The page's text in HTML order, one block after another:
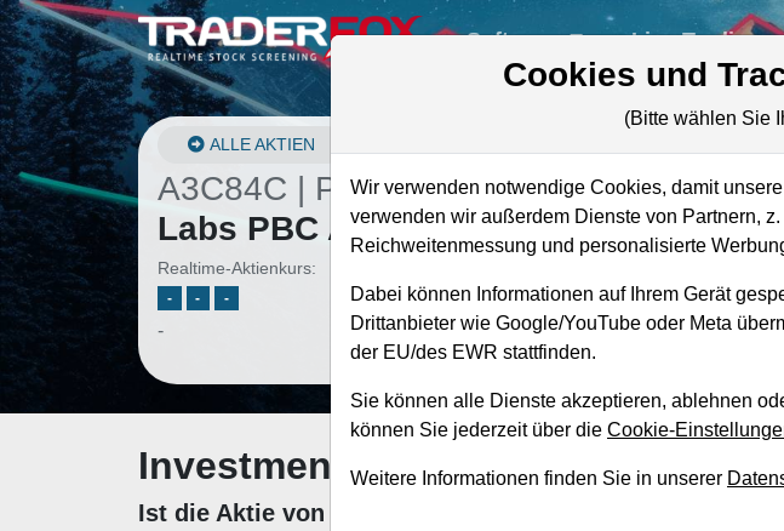
Software Live-Trading
ALLE AKTIEN
A3C84C | PL–Planet
Labs PBC Aktie
Realtime-Aktienkurs:
- - -
-
Investment-Check:
Ist die Aktie von Planet Labs PBC zum Kaufen und
Cookies und
(Bitte wählen Sie
Wir verwenden notwendige Cookies, damit
verwenden wir außerdem Dienste von Partnern,
Reichweitenmessung und personalisierte
Dabei können Informationen auf Ihrem Gerät
Drittanbieter wie Google/YouTube oder Meta
der EU/des EWR stattfinden.
Sie können alle Dienste akzeptieren, ablehnen
können Sie jederzeit über die Cookie-
Weitere Informationen finden Sie in unserer